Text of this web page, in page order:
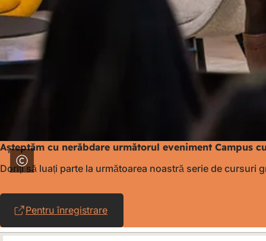
Așteptăm cu nerăbdare următorul eveniment Campus
Doriți să luați parte la următoarea noastră serie de
Pentru înregistrare(Se
deschide
într-